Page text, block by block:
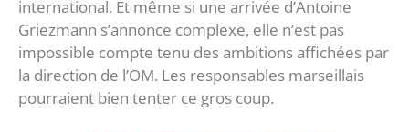
international. Et même si une arrivée d’Antoine
Griezmann s’annonce complexe, elle n’est pas
impossible compte tenu des ambitions affichées par
la direction de l’OM. Les responsables marseillais
pourraient bien tenter ce gros coup.